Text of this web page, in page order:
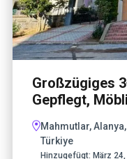
Großzügiges
Gepflegt,
Mahmutlar,
Türkiye
Hinzugefügt: März